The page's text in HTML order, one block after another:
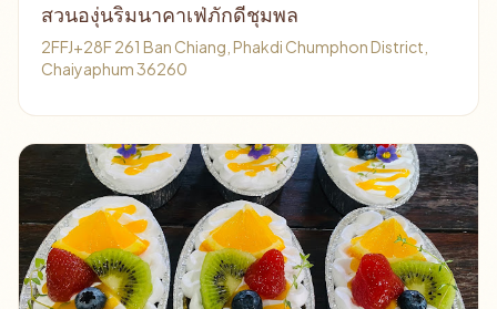
สวนองุ่นริมนาคาเฟ่ภักดีชุมพล
2FFJ+28F 261 Ban Chiang, Phakdi Chumphon District,
Chaiyaphum 36260